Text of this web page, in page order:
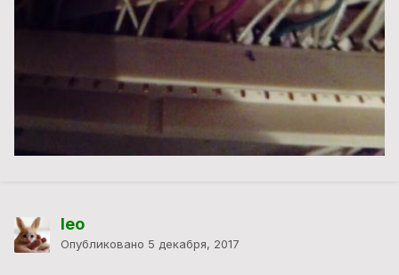
leo
Опубликовано 5 декабря, 2017